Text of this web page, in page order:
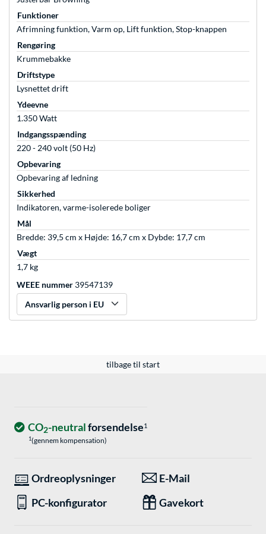
Funktioner
Afrimning funktion, Varm op, Lift funktion, Stop-knappen
Rengøring
Krummebakke
Driftstype
Lysnettet drift
Ydeevne
1.350 Watt
Indgangsspænding
220 - 240 volt (50 Hz)
Opbevaring
Opbevaring af ledning
Sikkerhed
Indikatoren, varme-isolerede boliger
Mål
Bredde: 39,5 cm x Højde: 16,7 cm x Dybde: 17,7 cm
Vægt
1,7 kg
WEEE nummer 39547139
Ansvarlig person i EU
tilbage til start
CO2-neutralforsendelse1
1(gennem kompensation)
Ordreoplysninger
E-Mail
PC-konfigurator
Gavekort